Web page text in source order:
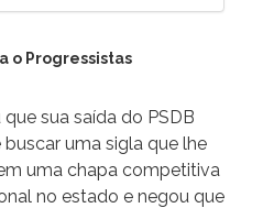
o Progressistas
sua saída do PSDB
uma sigla que lhe
uma chapa competitiva
no estado e negou que